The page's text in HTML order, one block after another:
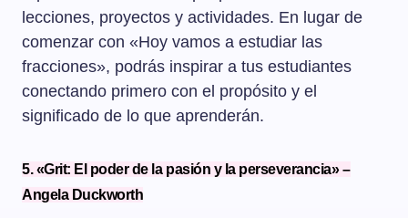
lecciones, proyectos y actividades. En lugar de
comenzar con «Hoy vamos a estudiar las
fracciones», podrás inspirar a tus estudiantes
conectando primero con el propósito y el
significado de lo que aprenderán.
5. «Grit: El poder de la pasión y la perseverancia» –
Angela Duckworth